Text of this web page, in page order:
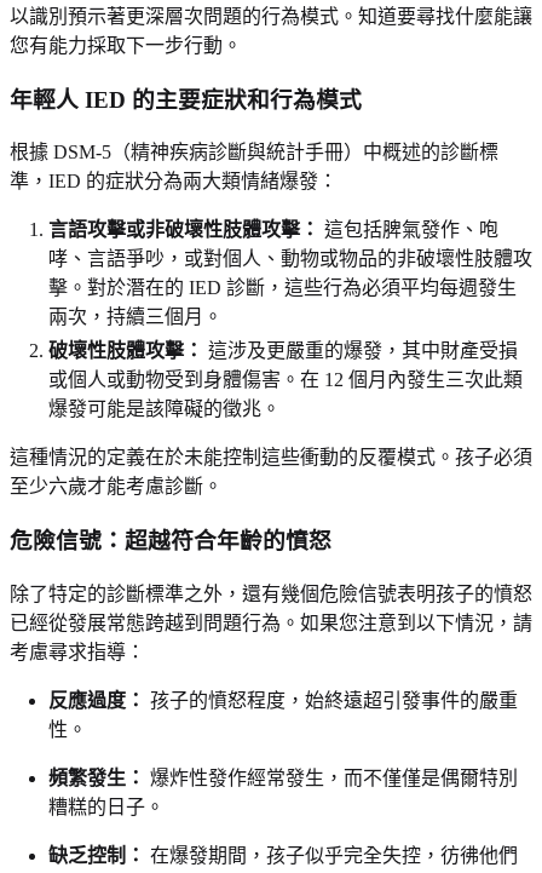
以識別預示著更深層次問題的行為模式。知道要尋找什麼能讓
您有能力採取下一步行動。
年輕人 IED 的主要症狀和行為模式
根據 DSM-5（精神疾病診斷與統計手冊）中概述的診斷標
準，IED 的症狀分為兩大類情緒爆發：
言語攻擊或非破壞性肢體攻擊： 這包括脾氣發作、咆
哮、言語爭吵，或對個人、動物或物品的非破壞性肢體攻
擊。對於潛在的 IED 診斷，這些行為必須平均每週發生
兩次，持續三個月。
破壞性肢體攻擊： 這涉及更嚴重的爆發，其中財產受損
或個人或動物受到身體傷害。在 12 個月內發生三次此類
爆發可能是該障礙的徵兆。
這種情況的定義在於未能控制這些衝動的反覆模式。孩子必須
至少六歲才能考慮診斷。
危險信號：超越符合年齡的憤怒
除了特定的診斷標準之外，還有幾個危險信號表明孩子的憤怒
已經從發展常態跨越到問題行為。如果您注意到以下情況，請
考慮尋求指導：
反應過度： 孩子的憤怒程度，始終遠超引發事件的嚴重
性。
頻繁發生： 爆炸性發作經常發生，而不僅僅是偶爾特別
糟糕的日子。
缺乏控制： 在爆發期間，孩子似乎完全失控，彷彿他們